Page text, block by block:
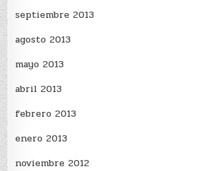
septiembre 2013
agosto 2013
mayo 2013
abril 2013
febrero 2013
enero 2013
noviembre 2012